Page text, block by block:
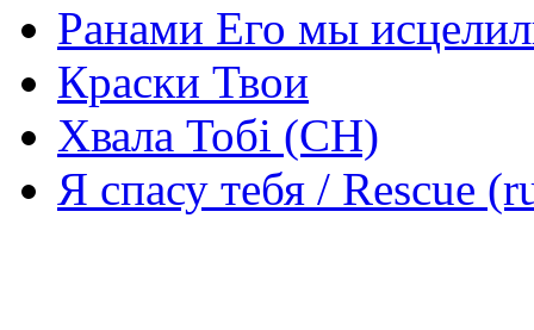
Ранами Его мы
Краски Твои
Хвала Тобі (СН)
Я спасу тебя / Rescue